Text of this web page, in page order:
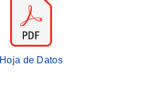
Hoja de Datos